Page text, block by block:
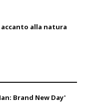
alla natura
Brand New Day'